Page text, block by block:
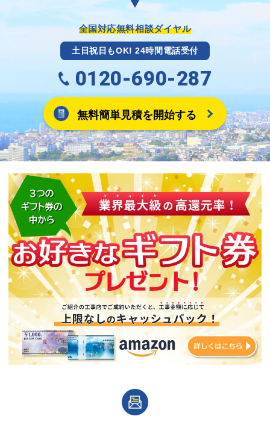
全国対応無料相談ダイヤル
土日祝日もOK! 24時間電話受付
0120-690-287
無料簡単見積を開始する